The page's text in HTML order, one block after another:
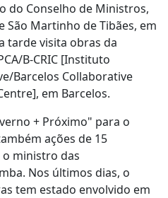
do Conselho de Ministros,
Martinho de Tibães, em
tarde visita obras da
B-CRIC [Instituto
Barcelos Collaborative
em Barcelos.
+ Próximo" para o
ações de 15
ministro das
Nos últimos dias, o
tem estado envolvido em